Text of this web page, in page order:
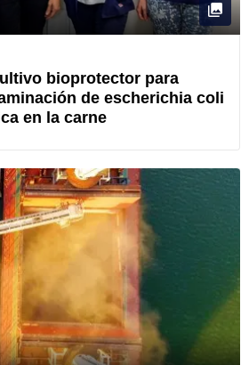
bioprotector para
de escherichia coli
en la carne